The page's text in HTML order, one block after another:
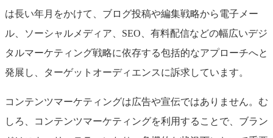
は長い年月をかけて、ブログ投稿や編集戦略から電子メー
ル、ソーシャルメディア、SEO、有料配信などの幅広いデジ
タルマーケティング戦略に依存する包括的なアプローチへと
発展し、ターゲットオーディエンスに訴求しています。
コンテンツマーケティングは広告や宣伝ではありません。む
しろ、コンテンツマーケティングを利用することで、ブラン